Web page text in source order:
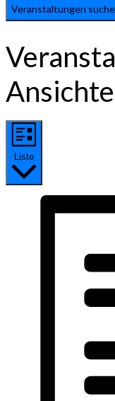
Veranstaltungen
Liste